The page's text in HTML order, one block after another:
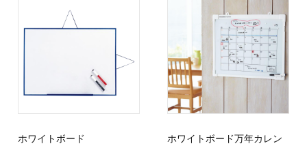
ホワイトボード
ホワイトボード万年カレン